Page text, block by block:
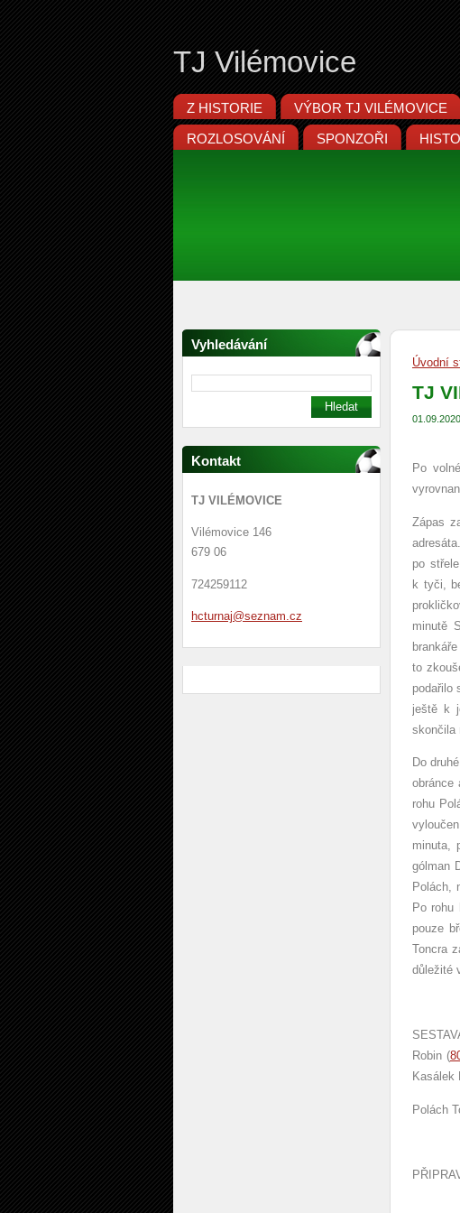
TJ Vilémovice
Z HISTORIE VÝBOR TJ VILÉMOVICE
ROZLOSOVÁNÍ SPONZOŘI
Vyhledávání
Kontakt
TJ VILÉMOVICE
Vilémovice 146
679 06
724259112
hcturnaj@seznam. cz
Úvodní
TJ
Po
Zápas
po
k tyči,
minutě
to
podařilo
ještě k
skončila
Do
obránce
rohu
minuta,
gólman
Polách,
Po rohu
pouze
Toncra
důležité
Robin (
Kasálek
Polách